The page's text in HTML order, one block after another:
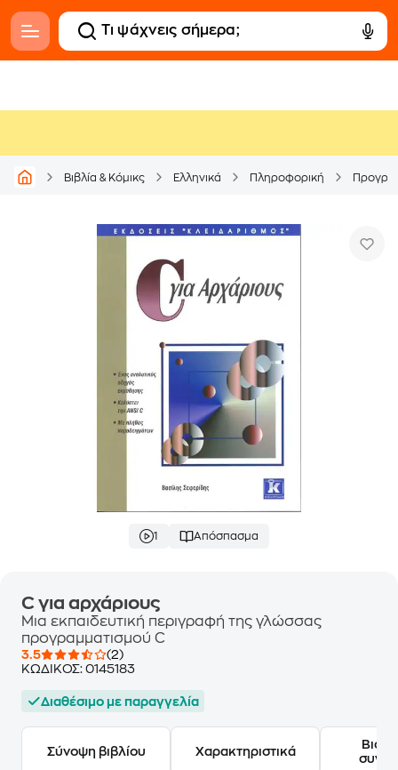
Βιβλία & Κόμικς Ελληνικά Πληροφορική
1 Απόσπασμα
C για αρχάριους
Μια εκπαιδευτική περιγραφή της γλώσσας
προγραμματισμού C
3.5
(2)
ΚΩΔΙΚΟΣ: 0145183
Διαθέσιμο με παραγγελία
Σύνοψη βιβλίου Χαρακτηριστικά